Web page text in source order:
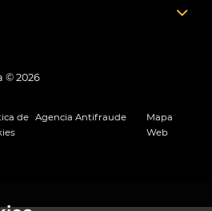
© 2026
de Agencia Antifraude
Mapa
Web